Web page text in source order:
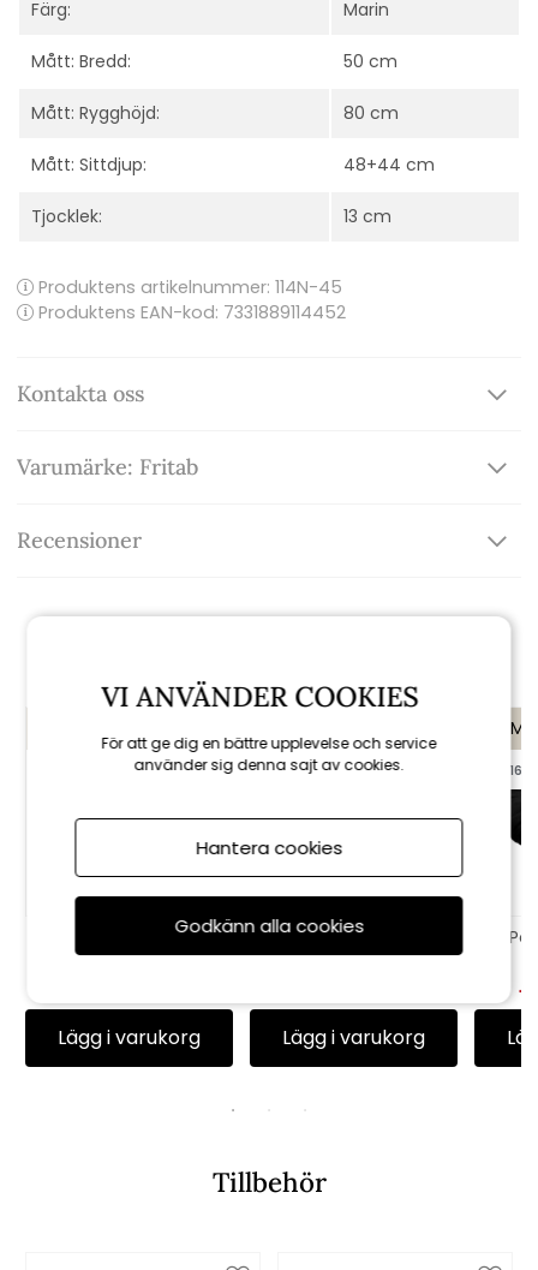
Färg: Marin
Mått: Bredd: 50 cm
Mått: Rygghöjd: 80 cm
Mått: Sittdjup: 48+44 cm
Tjocklek: 13 cm
Produktens artikelnummer: 114N-45
Produktens EAN-kod: 7331889114452
Kontakta oss
Varumärke: Fritab
Recensioner
Högvikdyna, flock -
bordeaux
Lägg i varukorg
till 16/8
Sittdyna Sunbrella -
dusk
Lägg i varukorg
till 16/8
Tillbehör
VI ANVÄNDER COOKIES
För att ge dig en bättre upplevelse och service
använder sig denna sajt av cookies.
Hantera cookies
Godkänn alla cookies